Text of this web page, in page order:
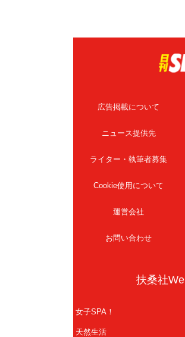
広告掲載について
ニュース提供先
ライター・執筆者募集
Cookie使用について
運営会社
お問い合わせ
扶桑社
女子SPA！
天然生活